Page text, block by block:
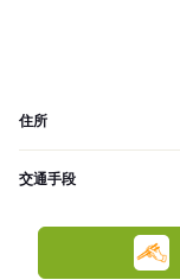
住所
交通手段